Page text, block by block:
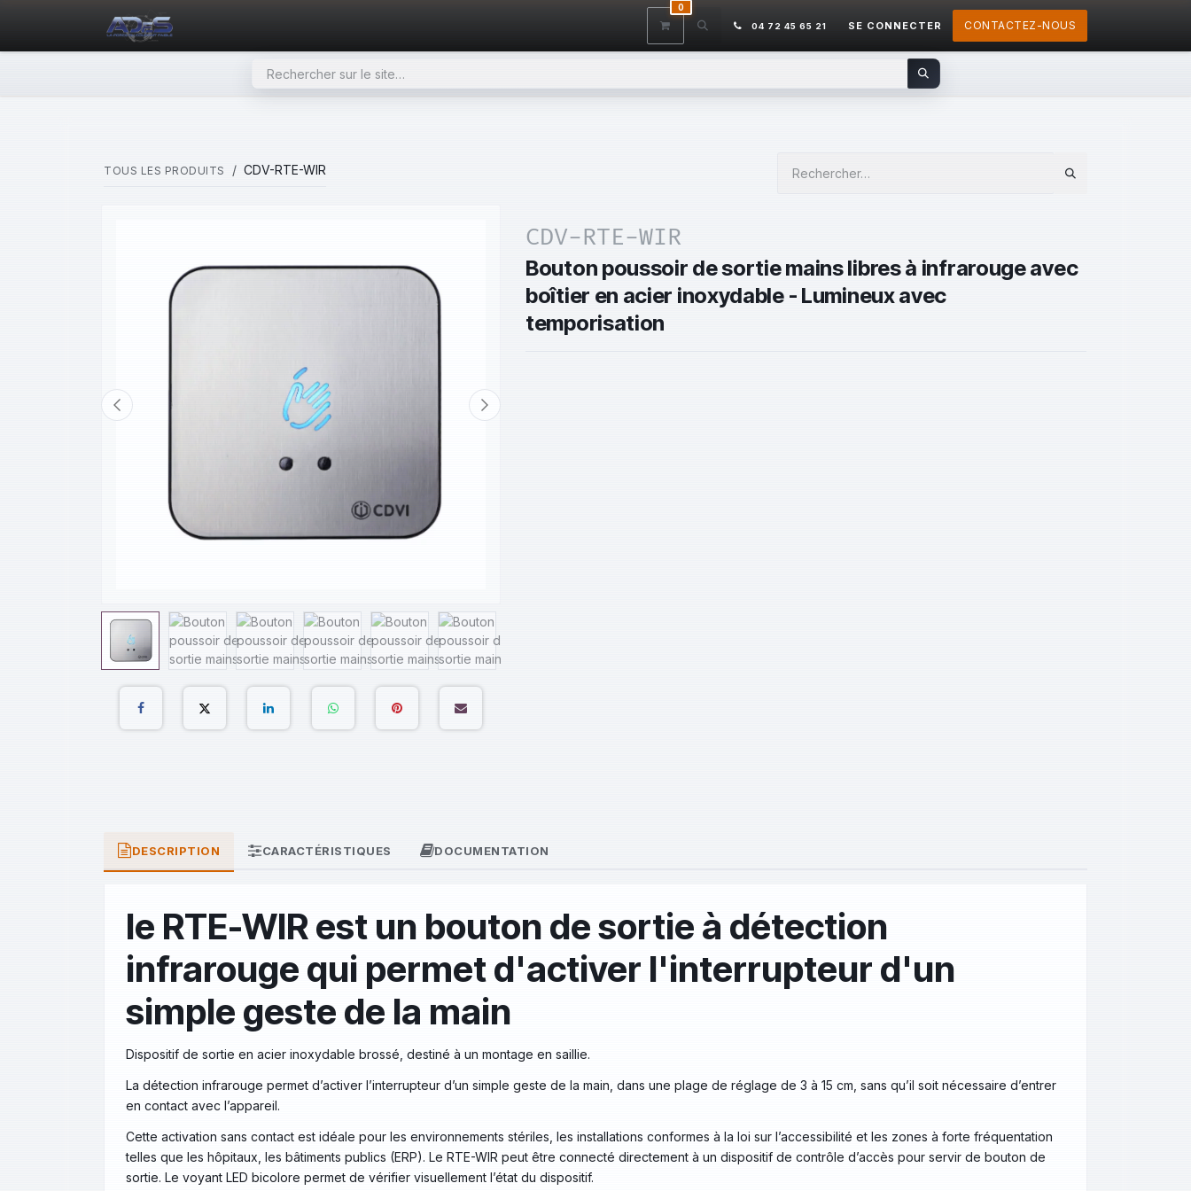
CONTACTEZ-NOUS AIDE
0
04 72 45 65 21 SE CONNECTER CONTACTEZ-NOUS
TOUS LES PRODUITS CDV-RTE-WIR
CDV-RTE-WIR
Bouton poussoir de sortie mains libres à infrarouge avec
boîtier en acier inoxydable - Lumineux avec
temporisation
DESCRIPTION CARACTÉRISTIQUES DOCUMENTATION
le RTE-WIR est un bouton de sortie à détection
infrarouge qui permet d'activer l'interrupteur d'un
simple geste de la main
Dispositif de sortie en acier inoxydable brossé, destiné à un montage en saillie.
La détection infrarouge permet d’activer l’interrupteur d’un simple geste de la main, dans une plage de réglage de 3 à 15 cm, sans qu’il soit nécessaire d’entrer
en contact avec l’appareil.
Cette activation sans contact est idéale pour les environnements stériles, les installations conformes à la loi sur l’accessibilité et les zones à forte fréquentation
telles que les hôpitaux, les bâtiments publics (ERP). Le RTE-WIR peut être connecté directement à un dispositif de contrôle d’accès pour servir de bouton de
sortie. Le voyant LED bicolore permet de vérifier visuellement l’état du dispositif.